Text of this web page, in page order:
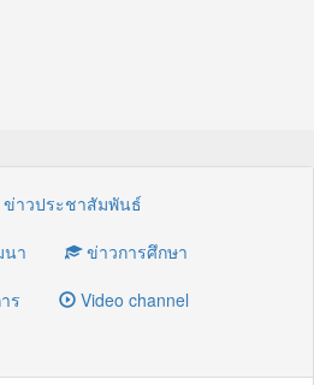
ข่าวประชาสัมพันธ์
นา
ข่าวการศึกษา
ร
Video channel